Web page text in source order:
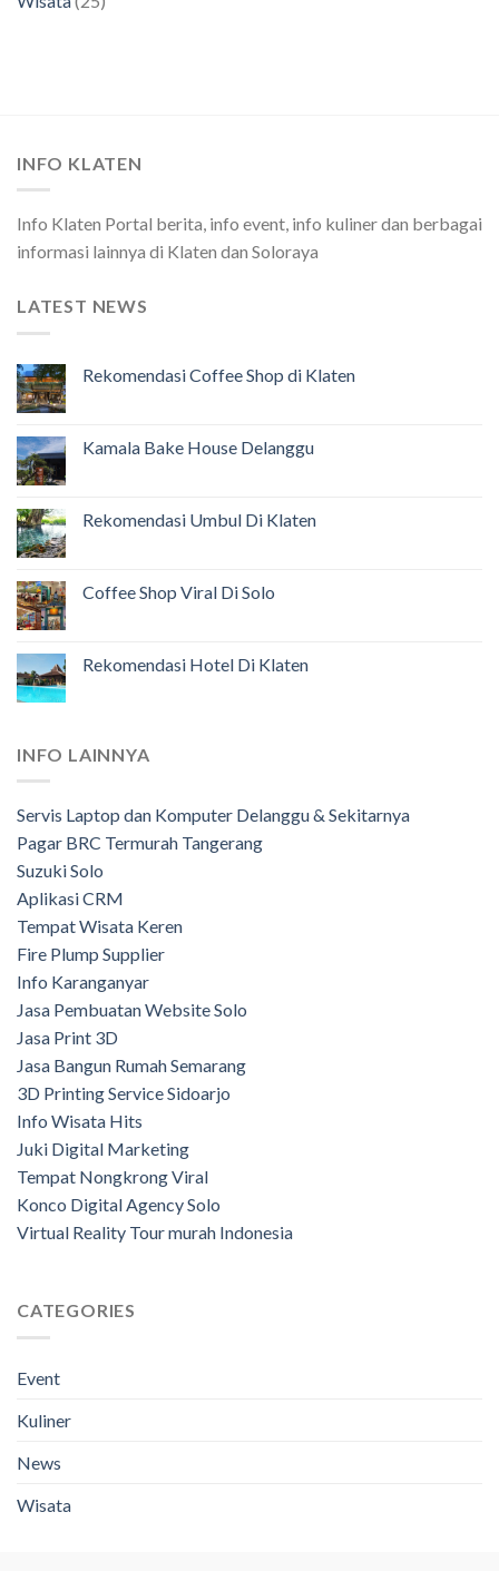
INFO KLATEN
Info Klaten Portal berita, info event, info kuliner dan berbagai
informasi lainnya di Klaten dan Soloraya
LATEST NEWS
Rekomendasi Coffee Shop di Klaten
Kamala Bake House Delanggu
Rekomendasi Umbul Di Klaten
Coffee Shop Viral Di Solo
Rekomendasi Hotel Di Klaten
INFO LAINNYA
Servis Laptop dan Komputer Delanggu & Sekitarnya
Pagar BRC Termurah Tangerang
Suzuki Solo
Aplikasi CRM
Tempat Wisata Keren
Fire Plump Supplier
Info Karanganyar
Jasa Pembuatan Website Solo
Jasa Print 3D
Jasa Bangun Rumah Semarang
3D Printing Service Sidoarjo
Info Wisata Hits
Juki Digital Marketing
Tempat Nongkrong Viral
Konco Digital Agency Solo
Virtual Reality Tour murah Indonesia
CATEGORIES
Event
Kuliner
News
Wisata